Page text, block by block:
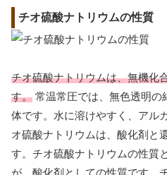
チオ硫酸ナトリウムの性質
チオ硫酸ナトリウムは、無機化
す。 常温常圧では、無色透明の
体です。水に溶けやすく、アル
オ硫酸ナトリウムは、酸化剤と
す。チオ硫酸ナトリウムの性質
が、酸化剤としての性質です。